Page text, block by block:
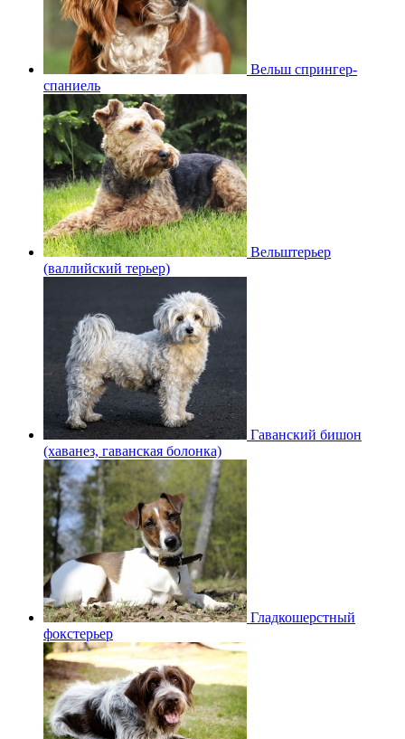
Вельш спрингер-
спаниель
Вельштерьер
(валлийский терьер)
Гаванский бишон
(хаванез, гаванская болонка)
Гладкошерстный
фокстерьер